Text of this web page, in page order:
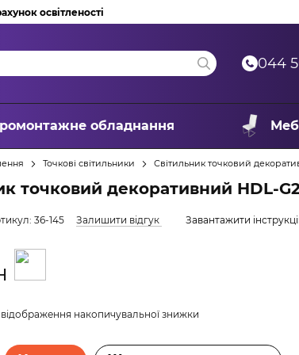
освітленості
044
обладнання
Точкові світильники Світильник точковий
точковий декоративний HDL-
36-145 Залишити відгук Завантажити
накопичувальної знижки